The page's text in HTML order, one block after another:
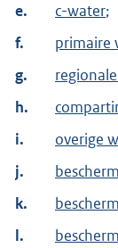
e.
c-water;
f.
primaire
g.
h.
i.
overige
j.
k.
l.